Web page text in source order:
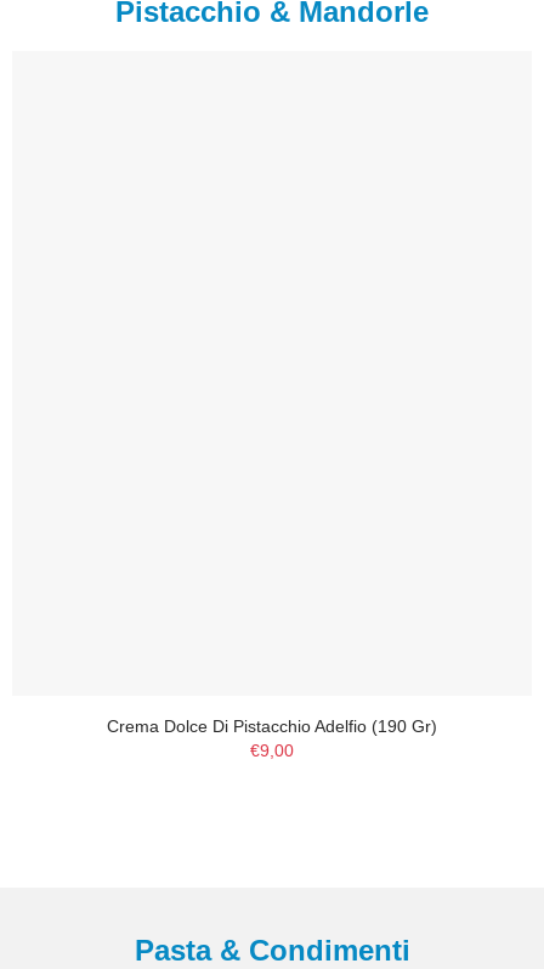
Pistacchio & Mandorle
Crema Dolce Di Pistacchio Adelfio (190 Gr)
€9,00
Pasta & Condimenti